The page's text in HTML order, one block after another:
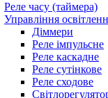
Реле часу (таймера)
Управління
Діммери
Реле імпульсне
Реле каскадне
Реле сутінкове
Реле сходове